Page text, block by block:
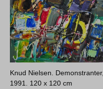
Knud Nielsen. Demonstranter,
1991. 120 x 120 cm